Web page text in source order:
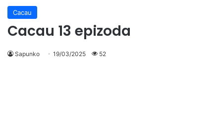
Cacau
Cacau 13 epizoda
Sapunko 19/03/2025 52